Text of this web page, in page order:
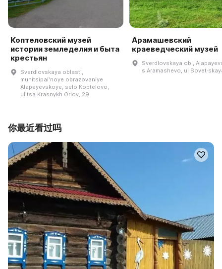
Коптеловский музей
истории земледелия и быта
крестьян
Sverdlovskaya oblastʹ,
munitsipalʹnoye obrazovaniye
Alapayevskoye, selo Koptelovo,
ulitsa Krasnykh Orlov, 29
Арамашевский
краеведческий музей
Sverdlovskaya obl,
s Aramashevo, ul
你最近看过吗